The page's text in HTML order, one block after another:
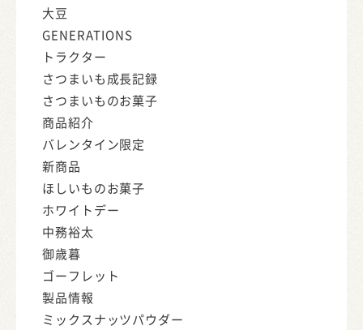
大豆
GENERATIONS
トラクター
さつまいも成長記録
さつまいものお菓子
商品紹介
バレンタイン限定
新商品
ほしいものお菓子
ホワイトデー
中務裕太
御歳暮
ゴーフレット
製品情報
ミックスナッツパウダー